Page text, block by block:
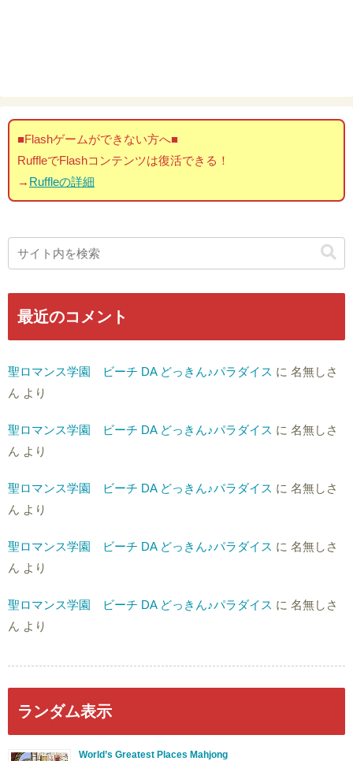
■Flashゲームができない方へ■
RuffleでFlashコンテンツは復活できる！
→ Ruffleの詳細
最近のコメント
聖ロマンス学園 ビーチ DA どっきん♪パラダイス に 名無しさ
ん より
聖ロマンス学園 ビーチ DA どっきん♪パラダイス に 名無しさ
ん より
聖ロマンス学園 ビーチ DA どっきん♪パラダイス に 名無しさ
ん より
聖ロマンス学園 ビーチ DA どっきん♪パラダイス に 名無しさ
ん より
聖ロマンス学園 ビーチ DA どっきん♪パラダイス に 名無しさ
ん より
ランダム表示
World’s Greatest Places Mahjong